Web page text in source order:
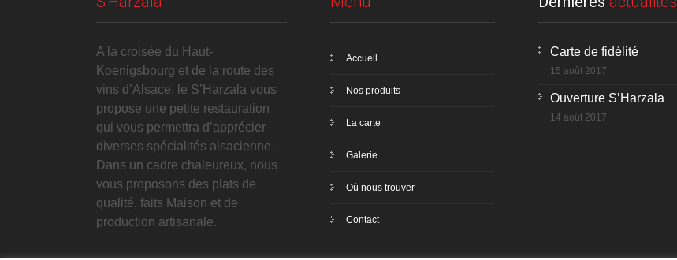
A la croisée du Haut-
Koenigsbourg et de la route des
vins d’Alsace, le S’Harzala vous
propose une petite restauration
qui vous permettra d’apprécier
diverses spécialités alsacienne.
Dans un cadre chaleureux, nous
vous proposons des plats de
qualité, faits Maison et de
production artisanale.
Accueil
Nos produits
La carte
Galerie
Où nous trouver
Contact
Carte de fidélité
15 août 2017
Ouverture S’Harzala
14 août 2017